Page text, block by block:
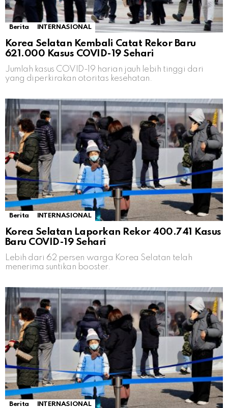
Berita INTERNASIONAL
Korea Selatan Kembali Catat Rekor Baru
621.000 Kasus COVID-19 Sehari
Jumlah kasus COVID-19 harian jauh lebih tinggi dari
yang diperkirakan otoritas kesehatan.
Berita INTERNASIONAL
Korea Selatan Laporkan Rekor 400.741 Kasus
Baru COVID-19 Sehari
Lebih dari 62 persen warga Korea Selatan telah
menerima suntikan booster.
Berita INTERNASIONAL